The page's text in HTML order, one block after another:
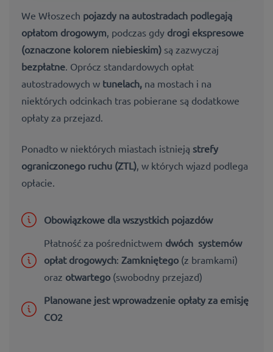
We Włoszech pojazdy na autostradach podlegają
opłatom drogowym, podczas gdy drogi ekspresowe
(oznaczone kolorem niebieskim) są zazwyczaj
bezpłatne. Oprócz standardowych opłat
autostradowych w tunelach, na mostach i na
niektórych odcinkach tras pobierane są dodatkowe
opłaty za przejazd.
Ponadto w niektórych miastach istnieją strefy
ograniczonego ruchu (ZTL) , w których wjazd podlega
opłacie.
Obowiązkowe dla wszystkich pojazdów
Płatność za pośrednictwem dwóch systemów
opłat drogowych: Zamkniętego (z bramkami)
oraz otwartego (swobodny przejazd)
Planowane jest wprowadzenie opłaty za emisję
CO2